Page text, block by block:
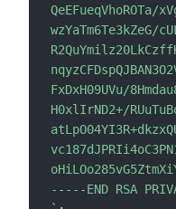
QeEFueqVhoROTa/
wzYaTm6Te3kZeG/
FxDxH09UVu/
H0xlIrND2+/